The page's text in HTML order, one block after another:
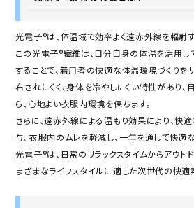
光電子®は、体温域で効率よく遠赤外線を輻射
この光電子®繊維は、自分自身の体温を活用
することで、着用者の快適な体温環境づくりを
右されにくく、身体を冷やしにくい特性があり
ら、心地よい衣服内環境を保ちます。
さらに、遠赤外線による温もり効果により、快
与。衣服内のムレを軽減し、一年を通して快適
光電子®は、日常のリラックスタイムからアウト
まざまなライフスタイルに適した次世代の快適